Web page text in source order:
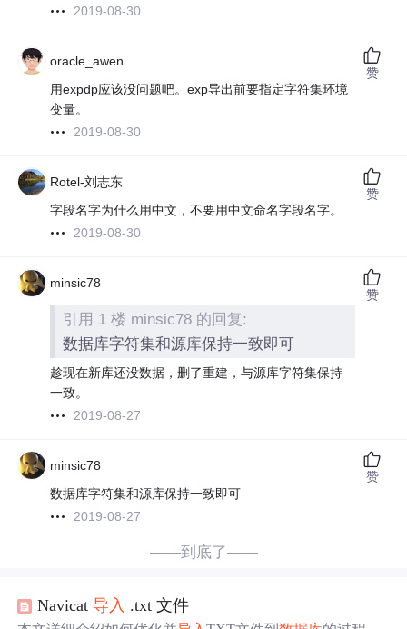
2019-08-30
oracle_awen
用expdp应该没问题吧。exp导出前要指定字符集环境
变量。
2019-08-30
赞
Rotel-刘志东
字段名字为什么用中文，不要用中文命名字段名字。
2019-08-30
赞
minsic78
引用 1 楼 minsic78 的回复:
数据库字符集和源库保持一致即可
趁现在新库还没数据，删了重建，与源库字符集保持
一致。
2019-08-27
赞
minsic78
数据库字符集和源库保持一致即可
2019-08-27
赞
——到底了——
Navicat导入 .txt 文件